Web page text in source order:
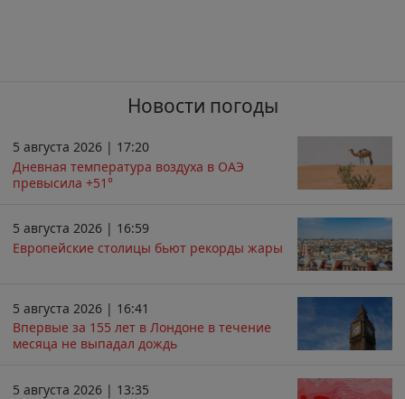
Новости погоды
5 августа 2026 | 17:20
Дневная температура воздуха в ОАЭ
превысила +51°
5 августа 2026 | 16:59
Европейские столицы бьют рекорды жары
5 августа 2026 | 16:41
Впервые за 155 лет в Лондоне в течение
месяца не выпадал дождь
5 августа 2026 | 13:35